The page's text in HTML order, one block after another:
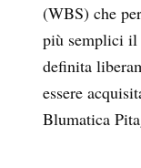
(WBS) che
più semplici il
definita
essere
Blumatica